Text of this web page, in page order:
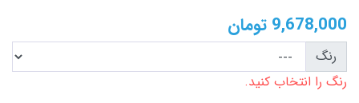
9,678,000 تومان
رنگ
رنگ را انتخاب کنید.